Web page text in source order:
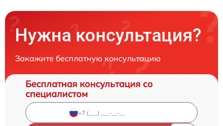
Нужна консультация?
Закажите бесплатную консультацию
Бесплатная консультация со
специалистом